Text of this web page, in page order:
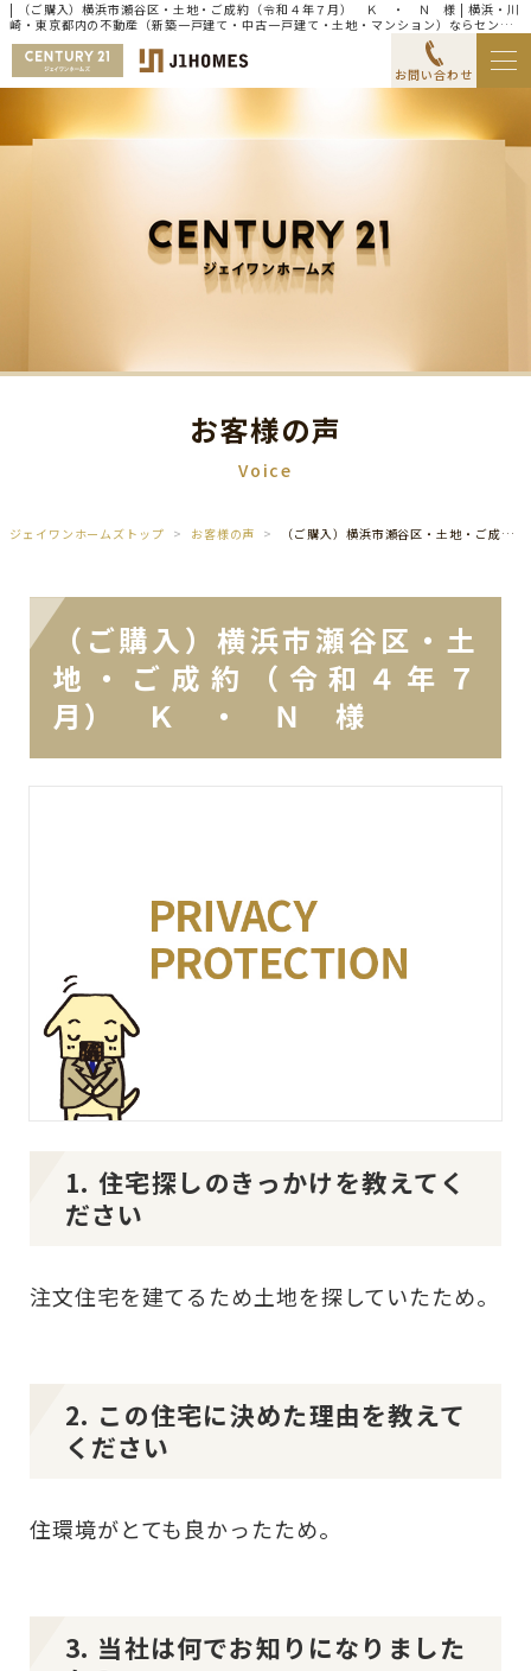
| （ご購入）横浜市瀬谷区・土地・ご成約（令和４年７月） Ｋ ・ Ｎ 様 | 横浜・川
崎・東京都内の不動産（新築一戸建て・中古一戸建て・土地・マンション）ならセンチ
ュリー21ジェイワンホームズ
お問い合わせ
お客様の声
Voice
ジェイワンホームズトップ お客様の声 （ご購入）横浜市瀬谷区・土地・ご成約（令和４年７月） Ｋ ・ Ｎ 様
（ご購入）横浜市瀬谷区・土
地・ご成約（令和４年７
月） Ｋ ・ Ｎ 様
1. 住宅探しのきっかけを教えてく
ださい
注文住宅を建てるため土地を探していたため。
2. この住宅に決めた理由を教えて
ください
住環境がとても良かったため。
3. 当社は何でお知りになりました